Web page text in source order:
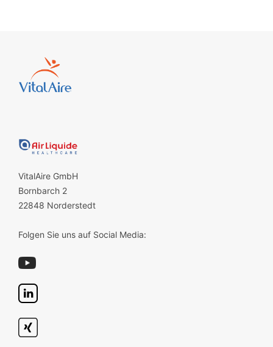
VitalAire GmbH
Bornbarch 2
22848 Norderstedt
Folgen Sie uns auf Social Media: